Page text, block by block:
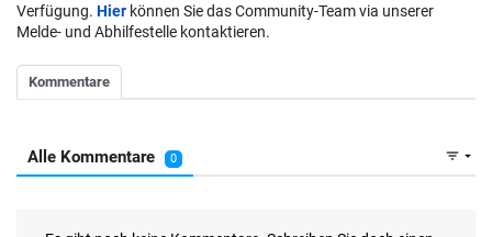
Verfügung. Hier können Sie das Community-Team via unserer
Melde- und Abhilfestelle kontaktieren.